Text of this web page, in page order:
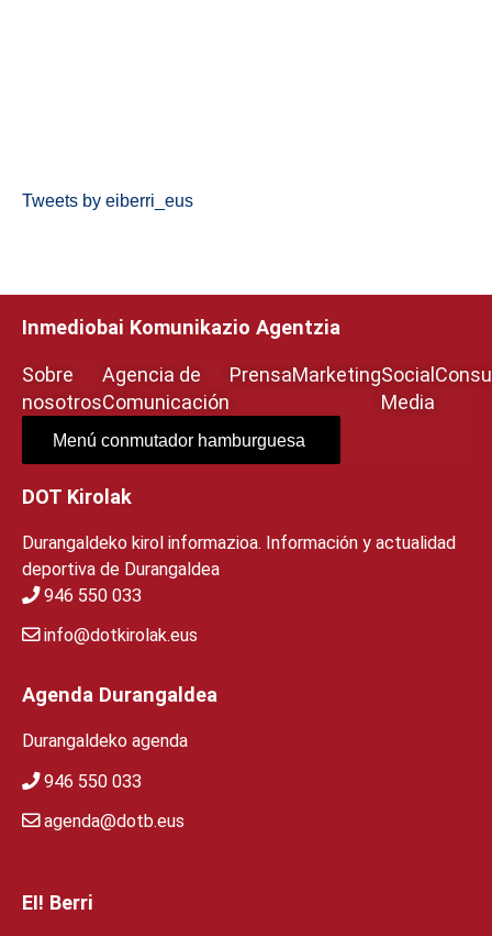
Tweets by eiberri_eus
Inmediobai Komunikazio Agentzia
Sobre
nosotros
Agencia de
Comunicación
PrensaMarketingSocial
Media
Menú conmutador hamburguesa
DOT Kirolak
Durangaldeko kirol informazioa. Información y actualidad
deportiva de Durangaldea
946 550 033
info@dotkirolak.eus
Agenda Durangaldea
Durangaldeko agenda
946 550 033
agenda@dotb.eus
EI! Berri